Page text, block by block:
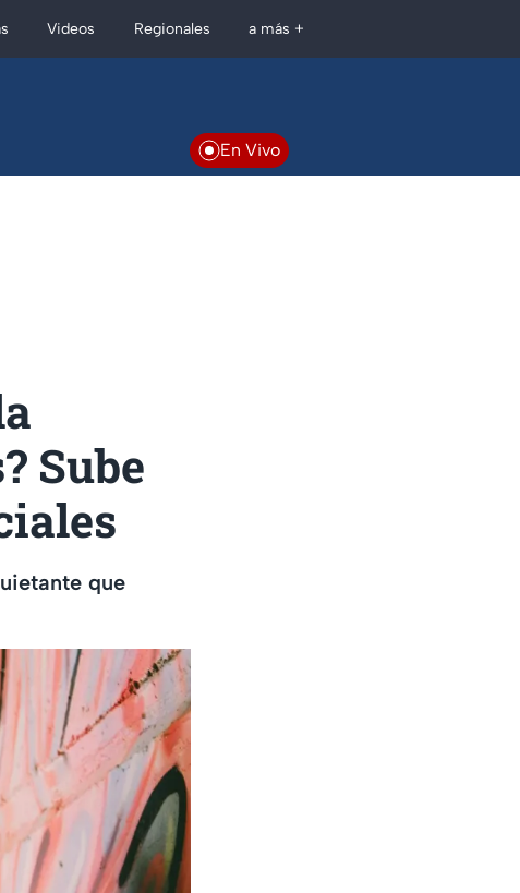
Videos Regionales a más +
En Vivo
Sube
que